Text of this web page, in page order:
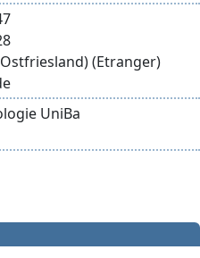
(Etranger)
UniBa